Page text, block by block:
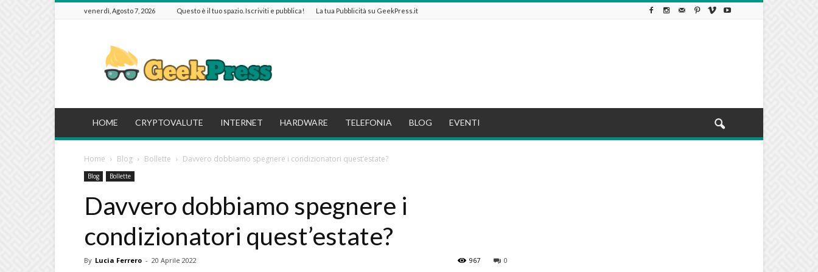
venerdì, Agosto 7, 2026 Questo è il tuo spazio. Iscriviti e pubblica! La tua Pubblicità su GeekPress.it
HOME CRYPTOVALUTE INTERNET HARDWARE TELEFONIA BLOG EVENTI
Home Blog Bollette Davvero dobbiamo spegnere i condizionatori quest’estate?
Blog Bollette
Davvero dobbiamo spegnere i
condizionatori quest’estate?
By Lucia Ferrero - 20 Aprile 2022 0
967